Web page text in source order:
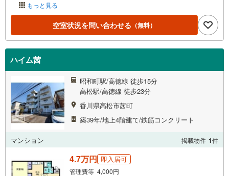
もっと見る
空室状況を問い合わせる （無料）
ハイム茜
昭和町駅/高徳線 徒歩15分
高松駅/高徳線 徒歩23分
香川県高松市茜町
築39年/地上4階建て/鉄筋コンクリート
マンション 掲載物件 1件
4.7万円 即入居可
管理費等 4,000円